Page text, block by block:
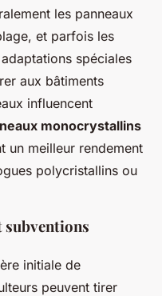
les panneaux
et parfois les
spéciales
aux bâtiments
influencent
monocrystallins
un meilleur rendement
polycristallins ou
subventions
initiale de
peuvent tirer